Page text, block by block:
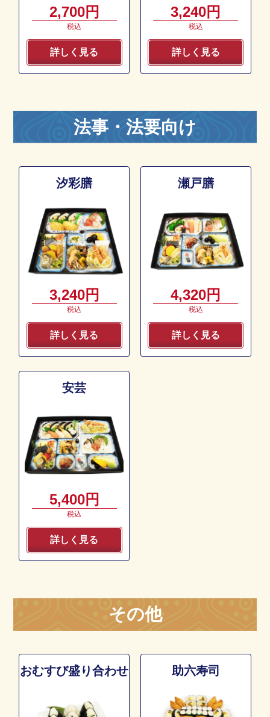
2,700円
税込
詳しく見る
3,240円
税込
詳しく見る
法事・法要向け
汐彩膳
3,240円
税込
詳しく見る
瀬戸膳
4,320円
税込
詳しく見る
安芸
5,400円
税込
詳しく見る
その他
おむすび盛り合わせ 助六寿司